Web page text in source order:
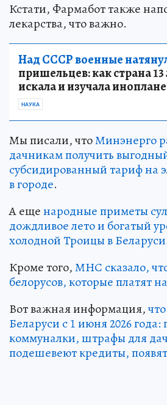
Кстати, Фармабот также
лекарства, что важно.
Над СССР военные
пришельцев: как страна 13
искала и изучала
НАУКА
Мы писали, чтоМинэнерго
дачникам получить
субсидированный тариф на
в городе.
А ещенародные приметы
дождливое лето и богатый
холодной Троицы в Беларуси
Кроме того,МНС сказало,
белорусов, которые платят
Вот важная информация,
Беларуси с 1 июня 2026
коммуналки, штрафы для
подешевеют кредиты,